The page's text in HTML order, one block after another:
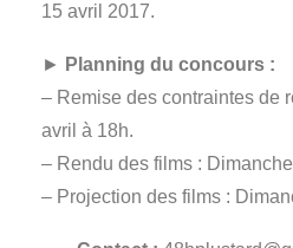
15 avril 2017.
►
Planning du concours :
– Remise des contraintes de
avril à 18h.
– Rendu des films :
– Projection des films :